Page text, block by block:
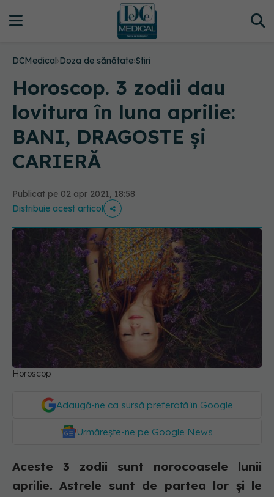
DCMedical›Doza de sănătate›Stiri
Horoscop. 3 zodii dau
lovitura în luna aprilie:
BANI, DRAGOSTE și
CARIERĂ
Publicat pe 02 apr 2021, 18:58
Distribuie acest articol
Horoscop
Adaugă-ne ca sursă preferată în Google
Urmărește-ne pe Google News
Aceste 3 zodii sunt norocoasele lunii
aprilie. Astrele sunt de partea lor și le